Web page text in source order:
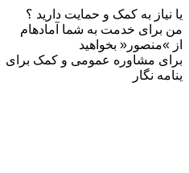
یا نیاز به کمک و حمایت دارید ؟
من برای خدمت به شما آمادهام
از »منصور« بخواهید
برای مشاوره عمومی و کمک برای
ینامه نگار